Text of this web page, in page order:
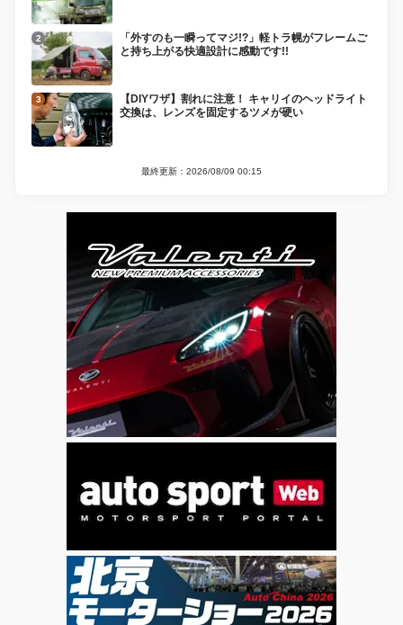
「外すのも一瞬ってマジ!?」軽トラ幌がフレームご
と持ち上がる快適設計に感動です!!
【DIYワザ】割れに注意！ キャリイのヘッドライト
交換は、レンズを固定するツメが硬い
最終更新：2026/08/09 00:15